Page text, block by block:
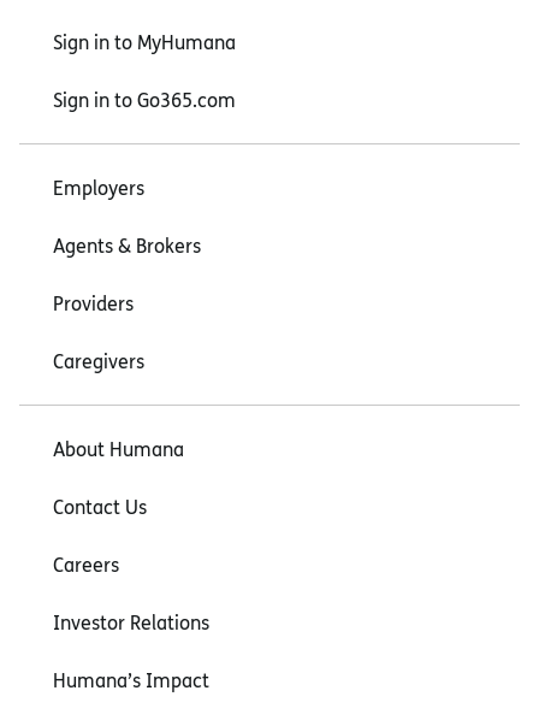
Sign in to MyHumana
Sign in to Go365.com
Employers
Agents & Brokers
Providers
Caregivers
About Humana
Contact Us
Careers
Investor Relations
Humana’s Impact